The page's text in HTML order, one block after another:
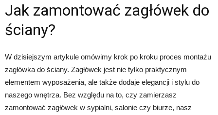
Jak zamontować zagłówek do
ściany?
W dzisiejszym artykule omówimy krok po kroku proces montażu
zagłówka do ściany. Zagłówek jest nie tylko praktycznym
elementem wyposażenia, ale także dodaje elegancji i stylu do
naszego wnętrza. Bez względu na to, czy zamierzasz
zamontować zagłówek w sypialni, salonie czy biurze, nasz